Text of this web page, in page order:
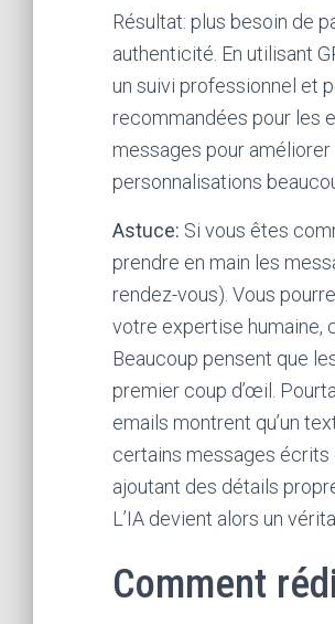
Résultat: plus besoin de
authenticité. En utilisant
un suivi professionnel et
recommandées pour les
messages pour
personnalisations
Astuce: Si vous êtes
prendre en main les
rendez-vous). Vous
votre expertise humaine,
Beaucoup pensent que
premier coup d’œil.
emails montrent qu’un
certains messages écrits
ajoutant des détails
L’IA devient alors un
Comment